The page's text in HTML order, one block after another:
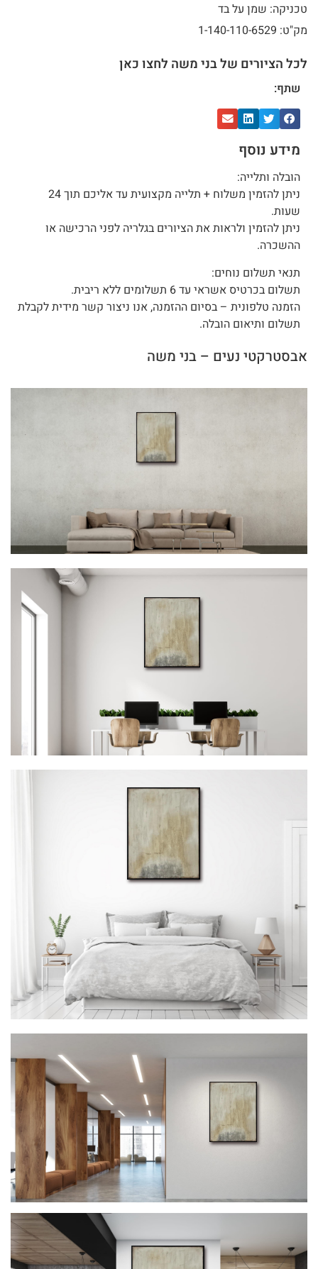
טכניקה: שמן על בד
מק"ט: 1-140-110-6529
לכל הציורים של בני משה לחצו כאן
שתף:
מידע נוסף
הובלה ותלייה:
ניתן להזמין משלוח + תלייה מקצועית עד אליכם תוך 24
שעות.
ניתן להזמין ולראות את הציורים בגלריה לפני הרכישה או
ההשכרה.
תנאי תשלום נוחים:
תשלום בכרטיס אשראי עד 6 תשלומים ללא ריבית.
הזמנה טלפונית – בסיום ההזמנה, אנו ניצור קשר מידית לקבלת
תשלום ותיאום הובלה.
אבסטרקטי נעים – בני משה